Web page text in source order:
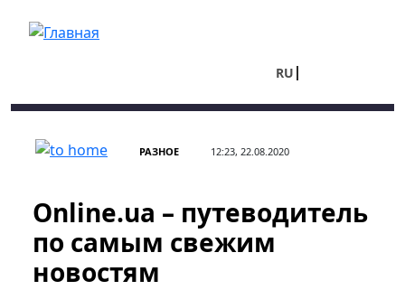
RU
РАЗНОЕ 12:23, 22.08.2020
Online.ua – путеводитель
по самым свежим
новостям